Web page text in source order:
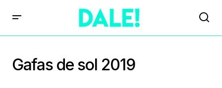
Gafas de sol 2019